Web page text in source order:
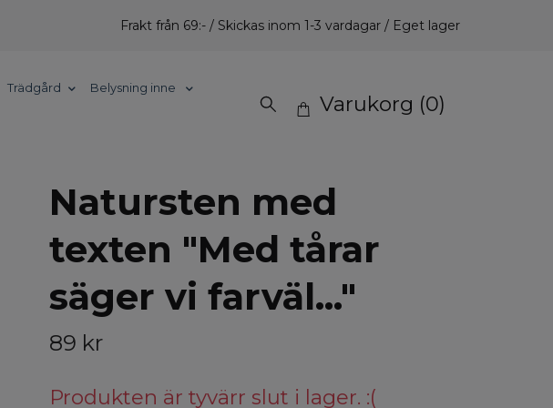
Frakt från 69:- / Skickas inom 1-3 vardagar / Eget lager
Trädgård Belysning inne
Varukorg (0)
Natursten med
texten "Med tårar
säger vi farväl..."
89 kr
Produkten är tyvärr slut i lager. :(